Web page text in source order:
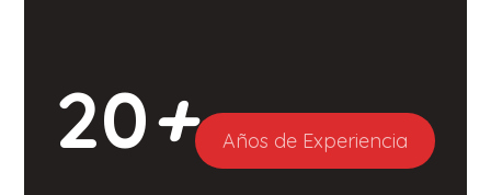
20+ Años de Experiencia